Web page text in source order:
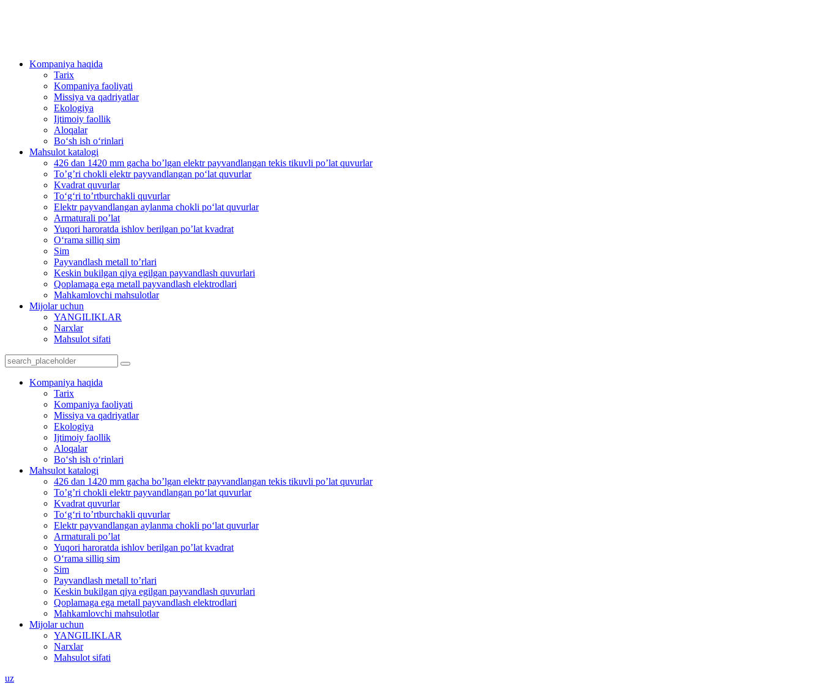
Kompaniya haqida
Tarix
Kompaniya faoliyati
Missiya va qadriyatlar
Ekologiya
Ijtimoiy faollik
Aloqalar
Bo‘sh ish o‘rinlari
Mahsulot katalogi
426 dan 1420 mm gacha bo’lgan elektr payvandlangan tekis tikuvli po’lat quvurlar
To’g’ri chokli elektr payvandlangan po‘lat quvurlar
Kvadrat quvurlar
To‘g‘ri to’rtburchakli quvurlar
Elektr payvandlangan aylanma chokli po‘lat quvurlar
Armaturali po’lat
Yuqori haroratda ishlov berilgan po’lat kvadrat
O‘rama silliq sim
Sim
Payvandlash metall to’rlari
Keskin bukilgan qiya egilgan payvandlash quvurlari
Qoplamaga ega metall payvandlash elektrodlari
Mahkamlovchi mahsulotlar
Mijolar uchun
YANGILIKLAR
Narxlar
Mahsulot sifati
Kompaniya haqida
Tarix
Kompaniya faoliyati
Missiya va qadriyatlar
Ekologiya
Ijtimoiy faollik
Aloqalar
Bo‘sh ish o‘rinlari
Mahsulot katalogi
426 dan 1420 mm gacha bo’lgan elektr payvandlangan tekis tikuvli po’lat quvurlar
To’g’ri chokli elektr payvandlangan po‘lat quvurlar
Kvadrat quvurlar
To‘g‘ri to’rtburchakli quvurlar
Elektr payvandlangan aylanma chokli po‘lat quvurlar
Armaturali po’lat
Yuqori haroratda ishlov berilgan po’lat kvadrat
O‘rama silliq sim
Sim
Payvandlash metall to’rlari
Keskin bukilgan qiya egilgan payvandlash quvurlari
Qoplamaga ega metall payvandlash elektrodlari
Mahkamlovchi mahsulotlar
Mijolar uchun
YANGILIKLAR
Narxlar
Mahsulot sifati
uz